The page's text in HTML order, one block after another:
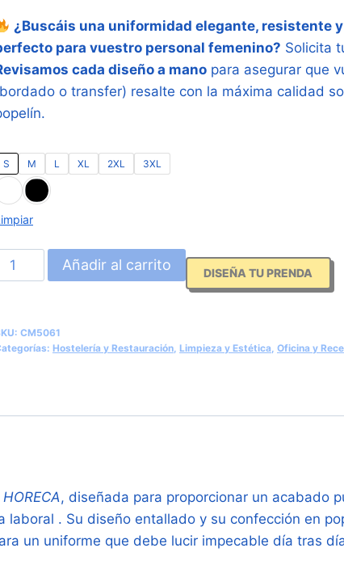
¿Buscáis una uniformidad elegante, resistente
para vuestro personal femenino? Solicita
cada diseño a mano para asegurar que
o transfer) resalte con la máxima calidad
S M L XL 2XL 3XL
Camisa
Añadir al carrito DISEÑA TU PRENDA
CM5061
Hostelería y Restauración, Limpieza y Estética, Oficina y
HORECA, diseñada para proporcionar un acabado
laboral . Su diseño entallado y su confección en
un uniforme que debe lucir impecable día tras